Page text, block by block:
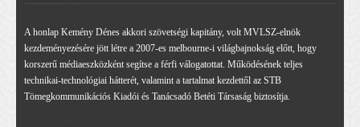
A honlap Kemény Dénes akkori szövetségi kapitány, volt MVLSZ-elnök
kezdeményezésére jött létre a 2007-es melbourne-i világbajnokság előtt, hogy
korszerű médiaeszközként segítse a férfi válogatottat. Működésének teljes
technikai-technológiai hátterét, valamint a tartalmat kezdettől az STB
Tömegkommunikációs Kiadói és Tanácsadó Betéti Társaság biztosítja.